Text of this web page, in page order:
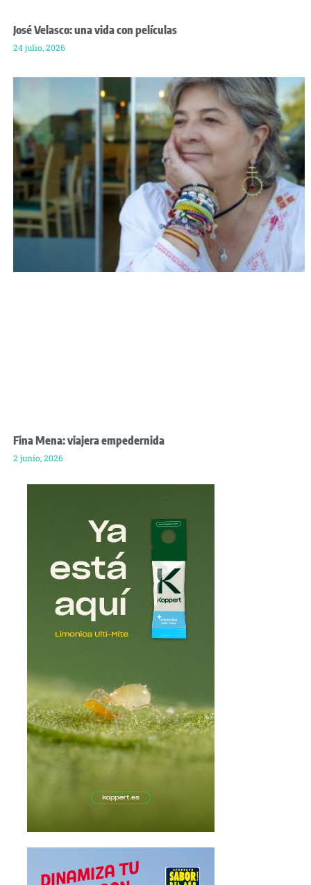
José Velasco: una vida con películas
24 julio, 2026
Fina Mena: viajera empedernida
2 junio, 2026